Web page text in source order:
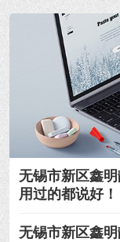
无锡市新区鑫
用过的都说好！
无锡市新区鑫